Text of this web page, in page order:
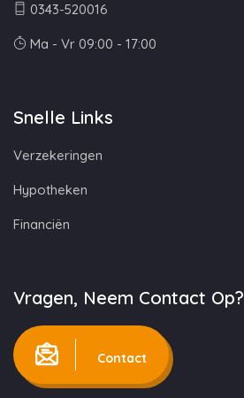
0343-520016
Ma - Vr 09:00 - 17:00
Snelle Links
Verzekeringen
Hypotheken
Financiën
Vragen, Neem Contact Op?
Contact